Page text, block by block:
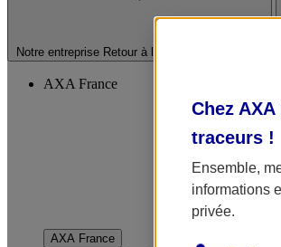
Notre entreprise Retour à la section précédente
AXA France
AXA France
Chez
traceurs !
Ensemble,
informations
privée.